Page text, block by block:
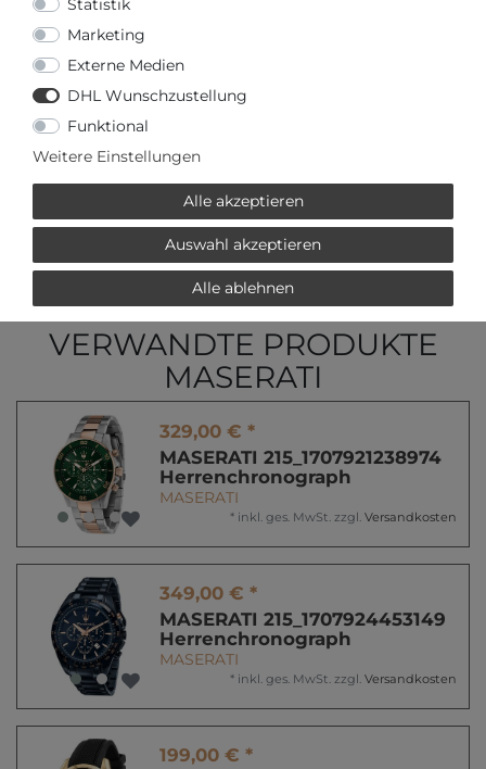
oder€ mtl.
mehr Informationen zum Ratenkauf
* inkl. ges. MwSt. zzgl.Versandkosten
VERWANDTE PRODUKTE
MASERATI
329,00 € *
MASERATI 215_1707921238974
Herrenchronograph
MASERATI
* inkl. ges. MwSt. zzgl. Versandkosten
349,00 € *
MASERATI 215_1707924453149
Herrenchronograph
MASERATI
* inkl. ges. MwSt. zzgl. Versandkosten
199,00 € *
Marketing
Externe Medien
DHL Wunschzustellung
Funktional
Weitere Einstellungen
Alle akzeptieren
Auswahl akzeptieren
Alle ablehnen